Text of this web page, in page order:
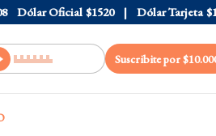
Oficial $1520 Dólar Tarjeta $1976
Suscribite por